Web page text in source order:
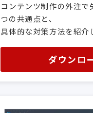
コンテンツ制作の外注で
つの共通点と、
具体的な対策方法を紹介
ダウンロ